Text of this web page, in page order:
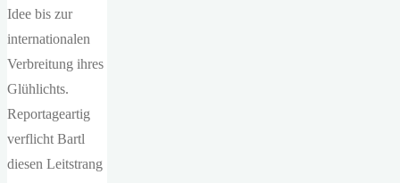
Idee bis zur
internationalen
Verbreitung ihres
Glühlichts.
Reportageartig
verflicht Bartl
diesen Leitstrang